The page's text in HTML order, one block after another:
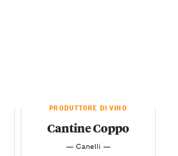
PRODUTTORE DI VINO
Cantine Coppo
— Canelli —